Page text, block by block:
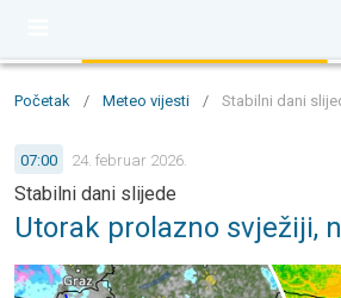
Početak / Meteo vijesti / Stabilni dani
07:00 24. februar 2026.
Stabilni dani slijede
Utorak prolazno svježiji,